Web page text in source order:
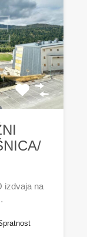
izdvaja na